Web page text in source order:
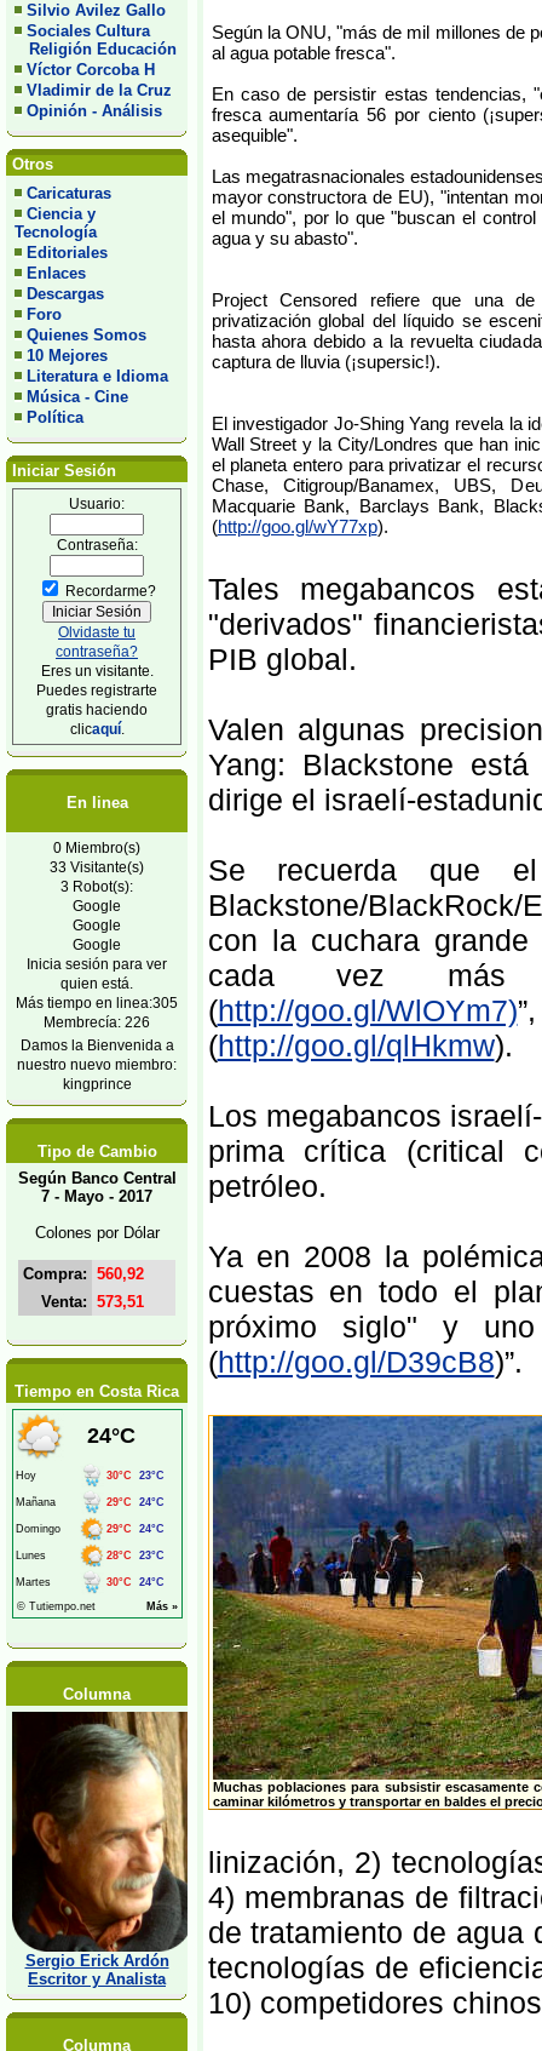
Silvio Avilez Gallo
Sociales Cultura
Religión Educación
Víctor Corcoba H
Vladimir de la Cruz
Opinión - Análisis
Otros
Caricaturas
Ciencia y
Tecnología
Editoriales
Enlaces
Descargas
Foro
Quienes Somos
10 Mejores
Literatura e Idioma
Música - Cine
Política
Iniciar Sesión
Usuario:
Contraseña:
Recordarme?
Olvidaste tu
contraseña?
Eres un visitante.
Puedes registrarte
gratis haciendo
clicaquí.
En linea
0 Miembro(s)
33 Visitante(s)
3 Robot(s):
Google
Google
Google
Inicia sesión para ver
quien está.
Más tiempo en linea:305
Membrecía: 226
Damos la Bienvenida a
nuestro nuevo miembro:
kingprince
Tipo de Cambio
Según Banco Central
7 - Mayo - 2017
Colones por Dólar
Compra: 560,92
Venta: 573,51
Tiempo en Costa Rica
Columna
Sergio Erick Ardón
Escritor y Analista
Columna
Según la ONU, "más de mil millones de
al agua potable fresca".
En caso de persistir estas tendencias,
fresca aumentaría 56 por ciento
asequible".
Las megatrasnacionales
mayor constructora de EU), "intentan
el mundo", por lo que "buscan el
agua y su abasto".
Project Censored refiere que una
privatización global del líquido se
hasta ahora debido a la revuelta
captura de lluvia (¡supersic!).
El investigador Jo-Shing Yang revela la
Wall Street y la City/Londres que han
el planeta entero para privatizar el
Chase, Citigroup/Banamex, UBS,
Macquarie Bank, Barclays Bank,
(http://goo.gl/wY77xp).
Tales megabancos
"derivados"
PIB global.
Valen algunas
Yang: Blackstone
dirige el israelí-
Se recuerda que
Blackstone/
con la cuchara
cada vez más
(http://goo.gl/WlOYm7)
(http://goo.gl/qlHkmw).
Los megabancos
prima crítica (critical
petróleo.
Ya en 2008 la
cuestas en todo el
próximo siglo" y
(http://goo.gl/D39cB8)”.
Muchas poblaciones para subsistir escasamente
caminar kilómetros y transportar en baldes el
linización, 2)
4) membranas de
de trata­miento de
tecnologías de
10) competidores